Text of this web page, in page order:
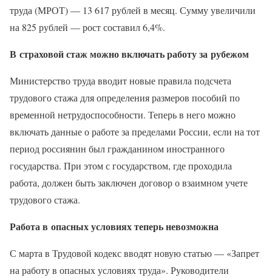
труда (МРОТ) — 13 617 рублей в месяц. Сумму увеличили
на 825 рублей — рост составил 6,4%.
В страховой стаж можно включать работу за рубежом
Министерство труда вводит новые правила подсчета
трудового стажа для определения размеров пособий по
временной нетрудоспособности. Теперь в него можно
включать данные о работе за пределами России, если на тот
период россиянин был гражданином иностранного
государства. При этом с государством, где проходила
работа, должен быть заключен договор о взаимном учете
трудового стажа.
Работа в опасных условиях теперь невозможна
С марта в Трудовой кодекс вводят новую статью — «Запрет
на работу в опасных условиях труда». Руководители